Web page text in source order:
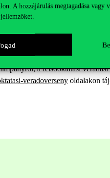
A hozzájárulás megtagadása vagy
sorsolnak ki, amiket a
adatfelvétel során jelzik, hogy
a felsőoktatási
veradoverseny oldalakon